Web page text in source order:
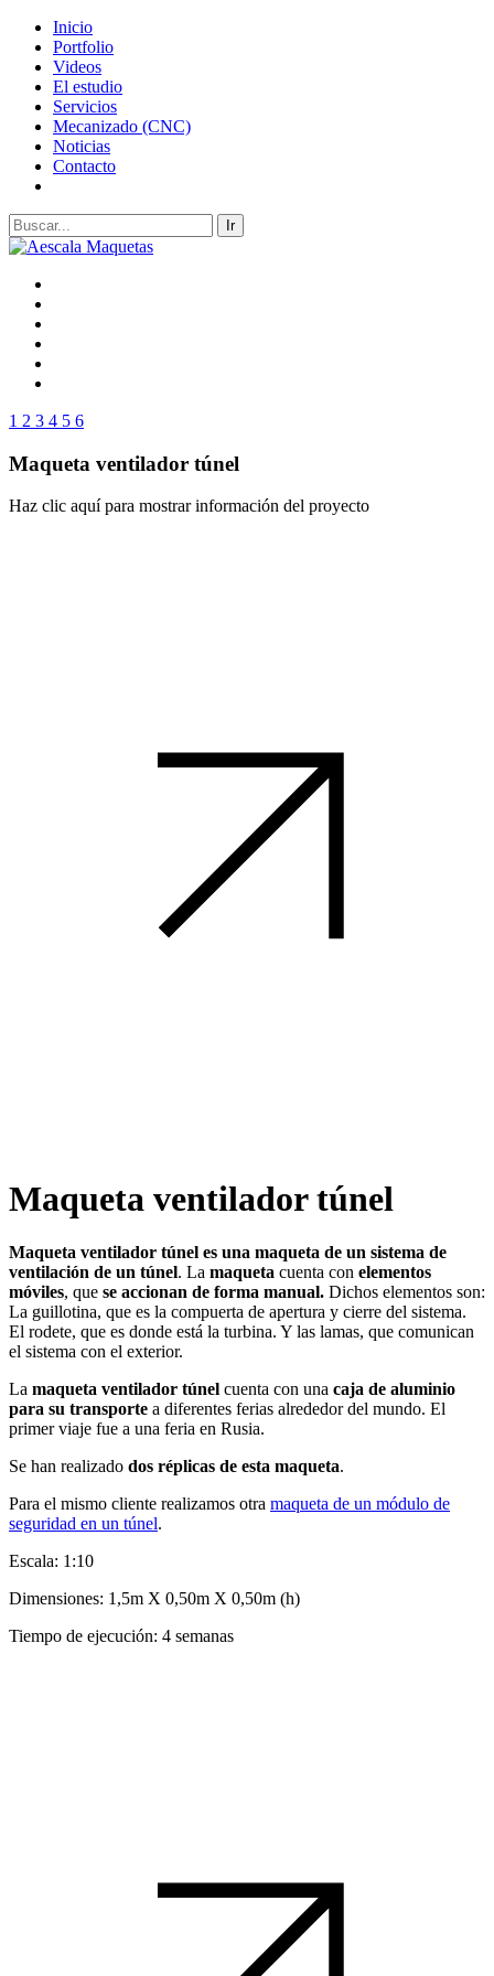
Inicio
Portfolio
Videos
El estudio
Servicios
Mecanizado (CNC)
Noticias
Contacto
1 2 3 4 5 6
Maqueta ventilador túnel
Haz clic aquí para mostrar información del proyecto
Maqueta ventilador túnel
Maqueta ventilador túnel es una maqueta de un sistema de
ventilación de un túnel. La maqueta cuenta con elementos
móviles, que se accionan de forma manual. Dichos elementos son:
La guillotina, que es la compuerta de apertura y cierre del sistema.
El rodete, que es donde está la turbina. Y las lamas, que comunican
el sistema con el exterior.
La maqueta ventilador túnel cuenta con una caja de aluminio
para su transporte a diferentes ferias alrededor del mundo. El
primer viaje fue a una feria en Rusia.
Se han realizado dos réplicas de esta maqueta.
Para el mismo cliente realizamos otra maqueta de un módulo de
seguridad en un túnel.
Escala: 1:10
Dimensiones: 1,5m X 0,50m X 0,50m (h)
Tiempo de ejecución: 4 semanas